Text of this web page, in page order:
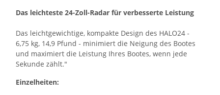
Das leichteste 24-Zoll-Radar für verbesserte Leistung
Das leichtgewichtige, kompakte Design des HALO24 -
6,75 kg, 14,9 Pfund - minimiert die Neigung des Bootes
und maximiert die Leistung Ihres Bootes, wenn jede
Sekunde zählt."
Einzelheiten: